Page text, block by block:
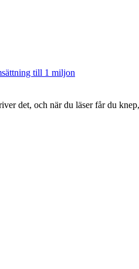
till 1 miljon
det, och när du läser får du